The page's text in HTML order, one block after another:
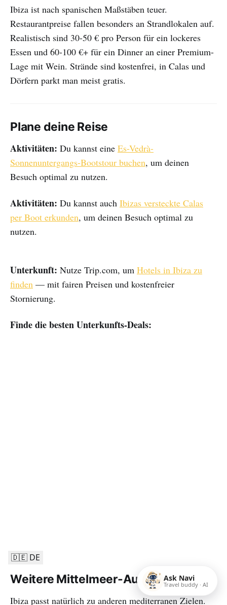
Ibiza ist nach spanischen Maßstäben teuer.
Restaurantpreise fallen besonders an Strandlokalen auf.
Realistisch sind 30-50 € pro Person für ein lockeres
Essen und 60-100 €+ für ein Dinner an einer Premium-
Lage mit Wein. Strände sind kostenfrei, in Calas und
Dörfern parkt man meist gratis.
Plane deine Reise
Aktivitäten: Du kannst eine Es-Vedrà-
Sonnenuntergangs-Bootstour buchen, um deinen
Besuch optimal zu nutzen.
Aktivitäten: Du kannst auch Ibizas versteckte Calas
per Boot erkunden, um deinen Besuch optimal zu
nutzen.
Unterkunft: Nutze Trip.com, um Hotels in Ibiza zu
finden — mit fairen Preisen und kostenfreier
Stornierung.
Finde die besten Unterkunfts-Deals:
Weitere Mittelmeer-Auszeiten
Ibiza passt natürlich zu anderen mediterranen Zielen.
Ask Navi
Travel buddy · AI
🇩🇪 DE